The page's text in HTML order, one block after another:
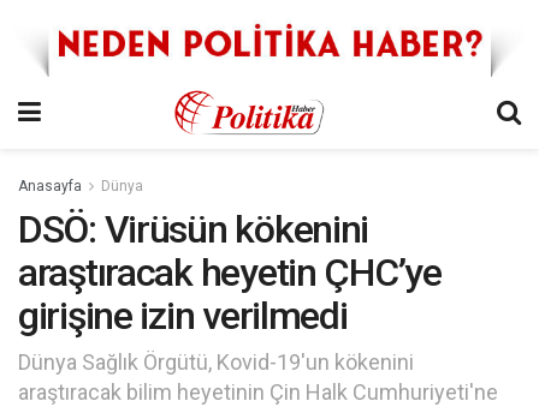
Anasayfa Dünya
DSÖ: Virüsün kökenini
araştıracak heyetin ÇHC’ye
girişine izin verilmedi
Dünya Sağlık Örgütü, Kovid-19'un kökenini
araştıracak bilim heyetinin Çin Halk Cumhuriyeti'ne